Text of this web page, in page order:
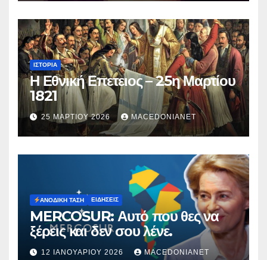
ΙΣΤΟΡΊΑ
Η Εθνική Επετειος – 25η Μαρτίου
1821
25 ΜΑΡΤΊΟΥ 2026 MACEDONIANET
ΑΝΟΔΙΚΉ ΤΆΣΗ ΕΙΔΉΣΕΙΣ
MERCOSUR: Αυτό που θες να
ξέρεις και δεν σου λένε.
12 ΙΑΝΟΥΑΡΊΟΥ 2026 MACEDONIANET